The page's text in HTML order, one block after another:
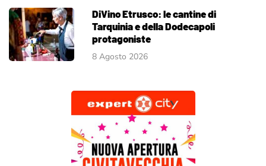
DiVino Etrusco: le cantine di
Tarquinia e della Dodecapoli
protagoniste
8 Agosto 2026